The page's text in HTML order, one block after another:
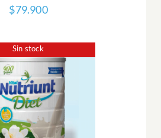
$79.900
Sin stock